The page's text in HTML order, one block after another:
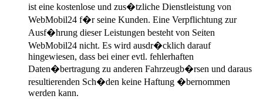
ist eine kostenlose und zus�tzliche Dienstleistung von
WebMobil24 f�r seine Kunden. Eine Verpflichtung zur
Ausf�hrung dieser Leistungen besteht von Seiten
WebMobil24 nicht. Es wird ausdr�cklich darauf
hingewiesen, dass bei einer evtl. fehlerhaften
Daten�bertragung zu anderen Fahrzeugb�rsen und daraus
resultierenden Sch�den keine Haftung �bernommen
werden kann.